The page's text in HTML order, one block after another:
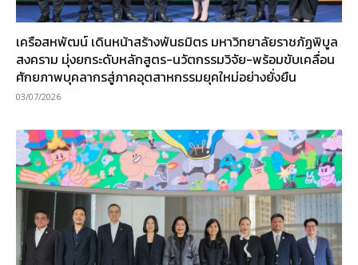
เครือสหพัฒน์ เดินหน้าสร้างพันธมิตร มหาวิทยาลัยราชภัฏพิบูล
สงคราม มุ่งยกระดับหลักสูตร-นวัตกรรมวิจัย-พร้อมขับเคลื่อน
ศักยภาพบุคลากรสู่ภาคอุตสาหกรรมยุคใหม่อย่างยั่งยืน
03/07/2026